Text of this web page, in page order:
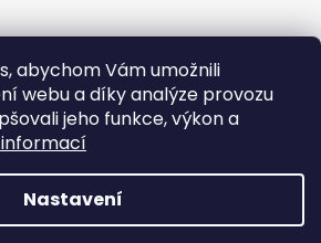
abychom Vám umožnili
webu a díky analýze provozu
jeho funkce, výkon a
Nastavení